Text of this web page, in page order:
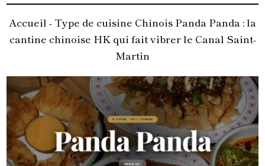
Accueil - Type de cuisine Chinois Panda Panda : la
cantine chinoise HK qui fait vibrer le Canal Saint-
Martin